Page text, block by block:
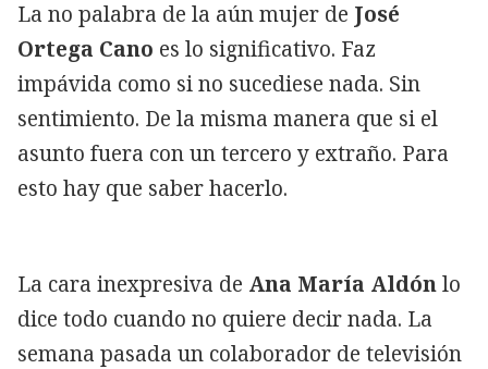
La no palabra de la aún mujer de José
Ortega Cano es lo significativo. Faz
impávida como si no sucediese nada. Sin
sentimiento. De la misma manera que si el
asunto fuera con un tercero y extraño. Para
esto hay que saber hacerlo.
La cara inexpresiva de Ana María Aldónlo
dice todo cuando no quiere decir nada. La
semana pasada un colaborador de televisión